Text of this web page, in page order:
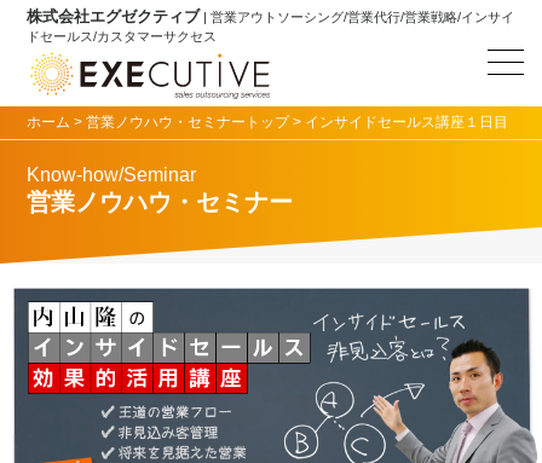
株式会社エグゼクティブ | 営業アウトソーシング/営業代行/営業戦略/インサイ
ドセールス/カスタマーサクセス
ホーム >営業ノウハウ・セミナートップ> インサイドセールス講座１日目
Know-how/Seminar
営業ノウハウ・セミナー